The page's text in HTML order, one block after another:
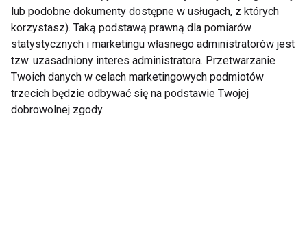
Nie przegap nowości ze
świata FIT!
Zapisz się do naszego newslettera
lub podobne dokumenty dostępne w usługach, z których
korzystasz). Taką podstawą prawną dla pomiarów
statystycznych i marketingu własnego administratorów jest
tzw. uzasadniony interes administratora. Przetwarzanie
Twoich danych w celach marketingowych podmiotów
trzecich będzie odbywać się na podstawie Twojej
dobrowolnej zgody.